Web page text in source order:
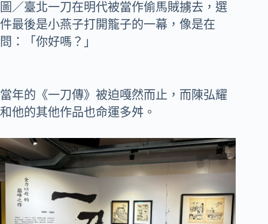
圖／臺北一刀在明代被當作偷馬賊擄去，選
件最後是小燕子打開籠子的一幕，像是在
問：「你好嗎？」
當年的《一刀傳》被迫嘎然而止，而陳弘耀
和他的其他作品也命運多舛。